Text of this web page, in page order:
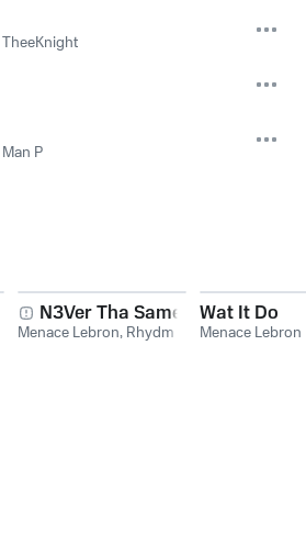
TheeKnight
Man P
N3Ver Tha Same
Menace Lebron, Rhydm
Wat It Do
Menace Lebron